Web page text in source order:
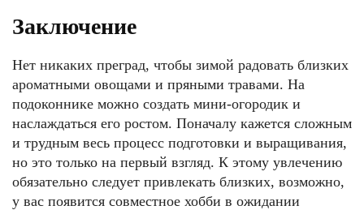
Заключение
Нет никаких преград, чтобы зимой радовать близких
ароматными овощами и пряными травами. На
подоконнике можно создать мини-огородик и
наслаждаться его ростом. Поначалу кажется сложным
и трудным весь процесс подготовки и выращивания,
но это только на первый взгляд. К этому увлечению
обязательно следует привлекать близких, возможно,
у вас появится совместное хобби в ожидании